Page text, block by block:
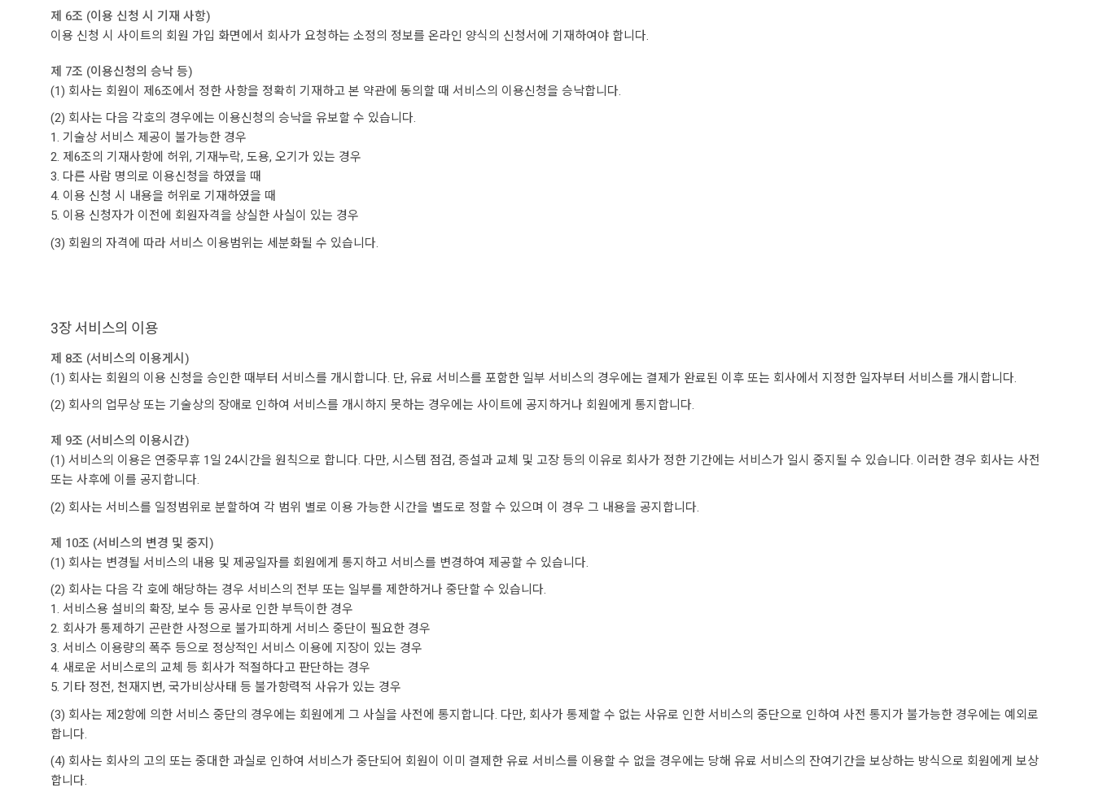
제 6조 (이용 신청 시 기재 사항)
이용 신청 시 사이트의 회원 가입 화면에서 회사가 요청하는 소정의 정보를 온라인 양식의 신청서에 기재하여야 합니다.
제 7조 (이용신청의 승낙 등)
(1) 회사는 회원이 제6조에서 정한 사항을 정확히 기재하고 본 약관에 동의할 때 서비스의 이용신청을 승낙합니다.
(2) 회사는 다음 각호의 경우에는 이용신청의 승낙을 유보할 수 있습니다.
1. 기술상 서비스 제공이 불가능한 경우
2. 제6조의 기재사항에 허위, 기재누락, 도용, 오기가 있는 경우
3. 다른 사람 명의로 이용신청을 하였을 때
4. 이용 신청 시 내용을 허위로 기재하였을 때
5. 이용 신청자가 이전에 회원자격을 상실한 사실이 있는 경우
(3) 회원의 자격에 따라 서비스 이용범위는 세분화될 수 있습니다.
3장 서비스의 이용
제 8조 (서비스의 이용게시)
(1) 회사는 회원의 이용 신청을 승인한 때부터 서비스를 개시합니다. 단, 유료 서비스를 포함한 일부 서비스의 경우에는 결제가 완료된 이후 또는 회사에서 지정한 일자부터 서비스를 개시합니다.
(2) 회사의 업무상 또는 기술상의 장애로 인하여 서비스를 개시하지 못하는 경우에는 사이트에 공지하거나 회원에게 통지합니다.
제 9조 (서비스의 이용시간)
(1) 서비스의 이용은 연중무휴 1일 24시간을 원칙으로 합니다. 다만, 시스템 점검, 증설과 교체 및 고장 등의 이유로 회사가 정한 기간에는 서비스가 일시 중지될 수 있습니다. 이러한 경우 회사는 사전
또는 사후에 이를 공지합니다.
(2) 회사는 서비스를 일정범위로 분할하여 각 범위 별로 이용 가능한 시간을 별도로 정할 수 있으며 이 경우 그 내용을 공지합니다.
제 10조 (서비스의 변경 및 중지)
(1) 회사는 변경될 서비스의 내용 및 제공일자를 회원에게 통지하고 서비스를 변경하여 제공할 수 있습니다.
(2) 회사는 다음 각 호에 해당하는 경우 서비스의 전부 또는 일부를 제한하거나 중단할 수 있습니다.
1. 서비스용 설비의 확장, 보수 등 공사로 인한 부득이한 경우
2. 회사가 통제하기 곤란한 사정으로 불가피하게 서비스 중단이 필요한 경우
3. 서비스 이용량의 폭주 등으로 정상적인 서비스 이용에 지장이 있는 경우
4. 새로운 서비스로의 교체 등 회사가 적절하다고 판단하는 경우
5. 기타 정전, 천재지변, 국가비상사태 등 불가항력적 사유가 있는 경우
(3) 회사는 제2항에 의한 서비스 중단의 경우에는 회원에게 그 사실을 사전에 통지합니다. 다만, 회사가 통제할 수 없는 사유로 인한 서비스의 중단으로 인하여 사전 통지가 불가능한 경우에는 예외로
합니다.
(4) 회사는 회사의 고의 또는 중대한 과실로 인하여 서비스가 중단되어 회원이 이미 결제한 유료 서비스를 이용할 수 없을 경우에는 당해 유료 서비스의 잔여기간을 보상하는 방식으로 회원에게 보상
합니다.